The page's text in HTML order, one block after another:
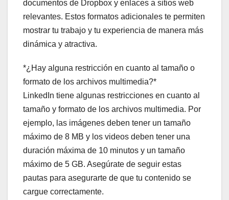
documentos de Dropbox y enlaces a sitios web
relevantes. Estos formatos adicionales te permiten
mostrar tu trabajo y tu experiencia de manera más
dinámica y atractiva.
*¿Hay alguna restricción en cuanto al tamaño o
formato de los archivos multimedia?*
LinkedIn tiene algunas restricciones en cuanto al
tamaño y formato de los archivos multimedia. Por
ejemplo, las imágenes deben tener un tamaño
máximo de 8 MB y los videos deben tener una
duración máxima de 10 minutos y un tamaño
máximo de 5 GB. Asegúrate de seguir estas
pautas para asegurarte de que tu contenido se
cargue correctamente.